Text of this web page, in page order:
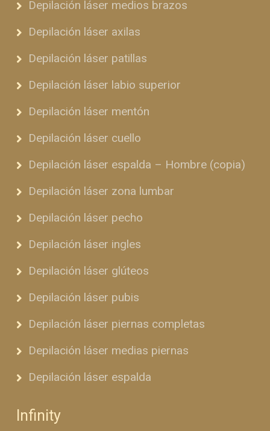
Depilación láser medios brazos
Depilación láser axilas
Depilación láser patillas
Depilación láser labio superior
Depilación láser mentón
Depilación láser cuello
Depilación láser espalda – Hombre (copia)
Depilación láser zona lumbar
Depilación láser pecho
Depilación láser ingles
Depilación láser glúteos
Depilación láser pubis
Depilación láser piernas completas
Depilación láser medias piernas
Depilación láser espalda
Infinity